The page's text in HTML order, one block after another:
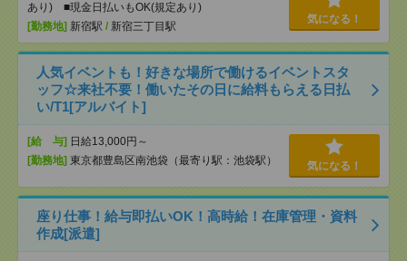
あり) ■現金日払いもOK(規定あり)
[勤務地] 新宿駅 / 新宿三丁目駅
気になる！
人気イベントも！好きな場所で働けるイベントスタ
ッフ☆来社不要！働いたその日に給料もらえる日払
い/T1[アルバイト]
[給 与] 日給13,000円～
[勤務地] 東京都豊島区南池袋（最寄り駅：池袋駅） 気になる！
座り仕事！給与即払いOK！高時給！在庫管理・資料
作成[派遣]